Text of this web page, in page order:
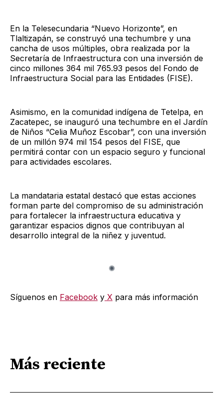
En la Telesecundaria “Nuevo Horizonte”, en
Tlaltizapán, se construyó una techumbre y una
cancha de usos múltiples, obra realizada por la
Secretaría de Infraestructura con una inversión de
cinco millones 364 mil 765.93 pesos del Fondo de
Infraestructura Social para las Entidades (FISE).
Asimismo, en la comunidad indígena de Tetelpa, en
Zacatepec, se inauguró una techumbre en el Jardín
de Niños “Celia Muñoz Escobar”, con una inversión
de un millón 974 mil 154 pesos del FISE, que
permitirá contar con un espacio seguro y funcional
para actividades escolares.
La mandataria estatal destacó que estas acciones
forman parte del compromiso de su administración
para fortalecer la infraestructura educativa y
garantizar espacios dignos que contribuyan al
desarrollo integral de la niñez y juventud.
Síguenos en Facebook y X para más información
Más reciente